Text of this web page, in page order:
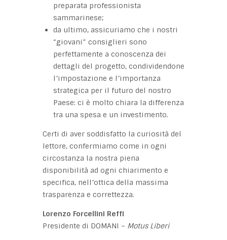
preparata professionista
sammarinese;
da ultimo, assicuriamo che i nostri
“giovani” consiglieri sono
perfettamente a conoscenza dei
dettagli del progetto, condividendone
l’impostazione e l’importanza
strategica per il futuro del nostro
Paese: ci è molto chiara la differenza
tra una spesa e un investimento.
Certi di aver soddisfatto la curiosità del
lettore, confermiamo come in ogni
circostanza la nostra piena
disponibilità ad ogni chiarimento e
specifica, nell’ottica della massima
trasparenza e correttezza.
Lorenzo Forcellini Reffi
Presidente di DOMANI – Motus Liberi